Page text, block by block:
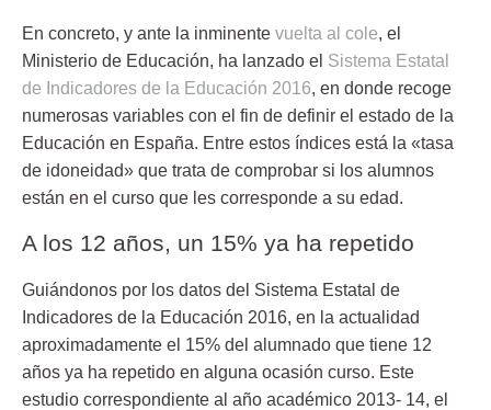
En concreto, y ante la inminente vuelta al cole, el
Ministerio de Educación, ha lanzado el Sistema Estatal
de Indicadores de la Educación 2016, en donde recoge
numerosas variables con el fin de definir el estado de la
Educación en España. Entre estos índices está la «tasa
de idoneidad» que trata de comprobar si los alumnos
están en el curso que les corresponde a su edad.
A los 12 años, un 15% ya ha repetido
Guiándonos por los datos del Sistema Estatal de
Indicadores de la Educación 2016, en la actualidad
aproximadamente el 15% del alumnado que tiene 12
años ya ha repetido en alguna ocasión curso. Este
estudio correspondiente al año académico 2013- 14, el